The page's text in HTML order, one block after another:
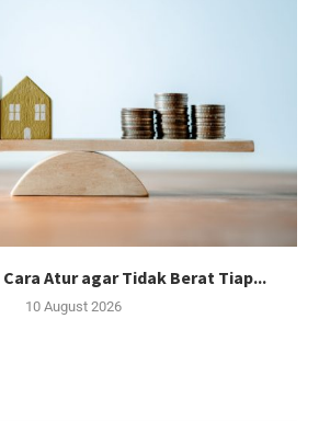
Atur agar Tidak Berat Tiap...
10 August 2026